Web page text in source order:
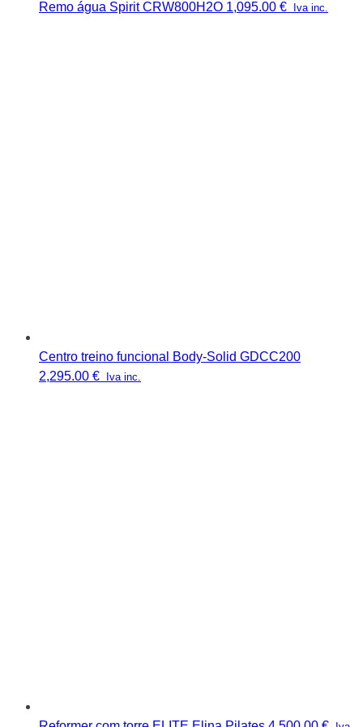
Remo água Spirit CRW800H2O 1,095.00 € Iva inc.
Centro treino funcional Body-Solid GDCC200
2,295.00 € Iva inc.